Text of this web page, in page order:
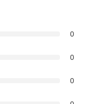
0
0
0